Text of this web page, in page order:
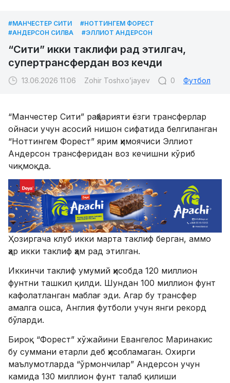
#МАНЧЕСТЕР СИТИ
#НОТТИНГЕМ ФОРЕСТ
#АНДЕРСОН СИЛВА
#ЭЛЛИОТ АНДЕРСОН
“Сити” икки таклифи рад этилгач,
супертрансфердан воз кечди
13.06.2026 11:06 Zohir Toshxo’jayev 0 Футбол
“Манчестер Сити” раҳбарияти ёзги трансферлар
ойнаси учун асосий нишон сифатида белгиланган
“Ноттингем Форест” ярим ҳимоячиси Эллиот
Андерсон трансферидан воз кечишни кўриб
чиқмоқда.
Ҳозиргача клуб икки марта таклиф берган, аммо
ҳар икки таклиф ҳам рад этилган.
Иккинчи таклиф умумий ҳисобда 120 миллион
фунтни ташкил қилди. Шундан 100 миллион фунт
кафолатланган маблағ эди. Агар бу трансфер
амалга ошса, Англия футболи учун янги рекорд
бўларди.
Бироқ “Форест” хўжайини Евангелос Маринакис
бу суммани етарли деб ҳисобламаган. Охирги
маълумотларда “ўрмончилар” Андерсон учун
камида 130 миллион фунт талаб қилиши